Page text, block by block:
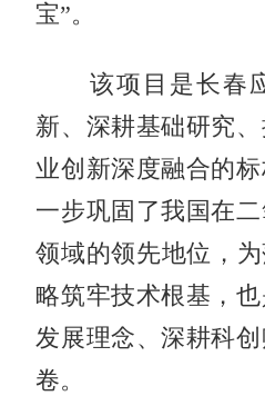
宝”。
该项目是长春应
新、深耕基础研究
业创新深度融合的
一步巩固了我国在
领域的领先地位，
略筑牢技术根基，
发展理念、深耕科
卷。